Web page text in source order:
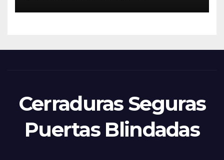
Cerraduras Seguras
Puertas Blindadas